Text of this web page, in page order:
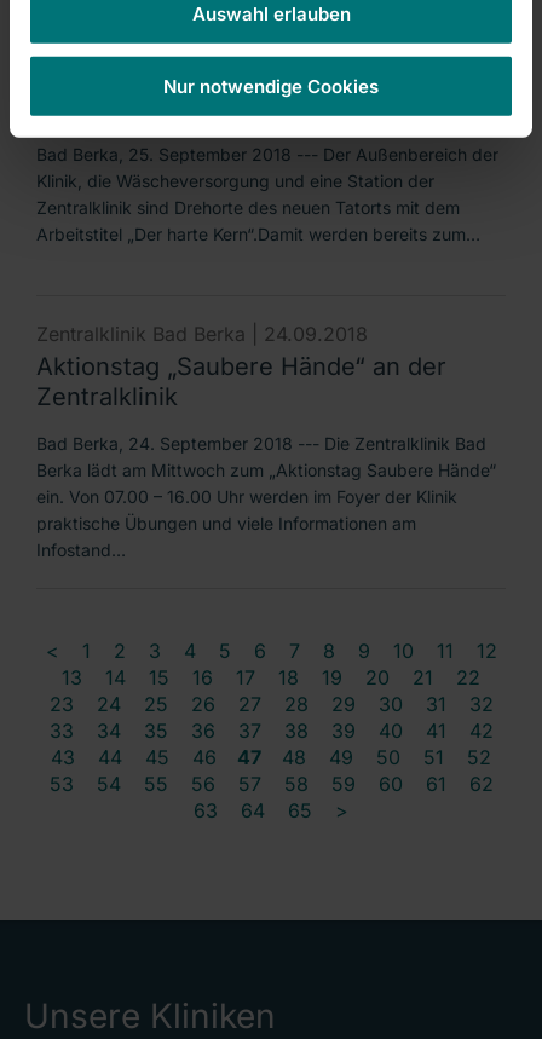
Auswahl erlauben
Nur notwendige Cookies
Zentralklinik Bad Berka | 25.09.2018
Tatort-Dreh an der Zentralklinik
Bad Berka, 25. September 2018 --- Der Außenbereich der
Klinik, die Wäscheversorgung und eine Station der
Zentralklinik sind Drehorte des neuen Tatorts mit dem
Arbeitstitel „Der harte Kern“.Damit werden bereits zum…
Zentralklinik Bad Berka | 24.09.2018
Aktionstag „Saubere Hände“ an der
Zentralklinik
Bad Berka, 24. September 2018 --- Die Zentralklinik Bad
Berka lädt am Mittwoch zum „Aktionstag Saubere Hände“
ein. Von 07.00 – 16.00 Uhr werden im Foyer der Klinik
praktische Übungen und viele Informationen am
Infostand…
< 1 2 3 4 5 6 7 8 9 10 11
12
13
14 15 16 17 18 19 20 21
22
23
24 25 26 27 28 29 30 31
32
33
34 35 36 37 38 39 40 41
42
43
44 45 46 47 48 49 50 51
52
53
54 55 56 57 58 59 60 61
62
63
64 65 >
Unsere Kliniken